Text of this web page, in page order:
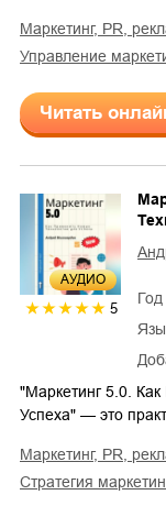
маркетинг, PR,
управление
Читать
AУДИО
5
"Маркетинг 5.0.
Успеха" — это
маркетинг, PR,
стратегия